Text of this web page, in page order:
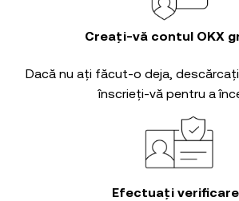
Creați-vă contul OKX
Dacă nu ați făcut-o deja,
înscrieți-vă pentru a
Efectuați